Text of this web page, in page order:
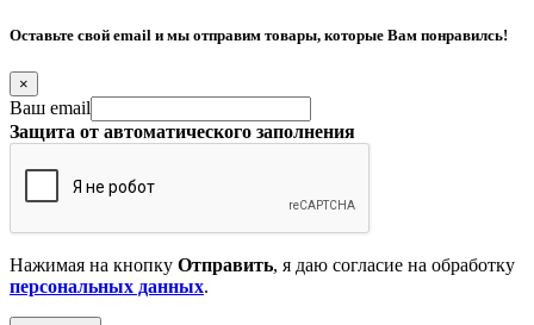
Оставьте свой email и мы отправим товары, которые Вам понравилсь!
×
Ваш email
Защита от автоматического заполнения
Нажимая на кнопку Отправить, я даю согласие на обработку
персональных данных.